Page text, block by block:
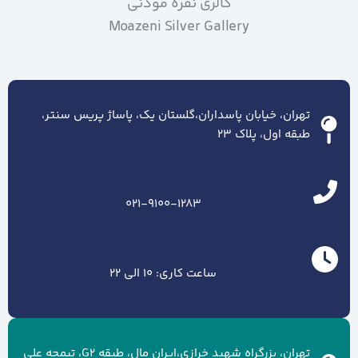
Moazeni Silver Gallery
تهران، خیابان پاسداران،گلستان یک، پاساژ پریس سنتر،
طبقه اول، پلاک ۲۳
021-9100-1283
ساعت کاری: 10 الی 22
تهران، بزرگراه شهید خرازی،ایران مال، طبقه G2، تیمچه علی